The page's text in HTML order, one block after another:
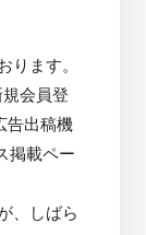
ます。
会員登
告出稿機
掲載ペー
、しばら